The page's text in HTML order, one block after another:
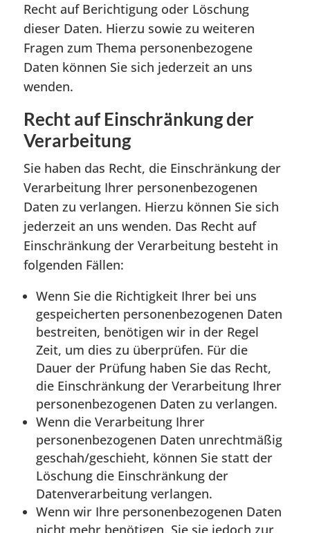
Recht auf Berichtigung oder Löschung
dieser Daten. Hierzu sowie zu weiteren
Fragen zum Thema personenbezogene
Daten können Sie sich jederzeit an uns
wenden.
Recht auf Einschränkung der
Verarbeitung
Sie haben das Recht, die Einschränkung der
Verarbeitung Ihrer personenbezogenen
Daten zu verlangen. Hierzu können Sie sich
jederzeit an uns wenden. Das Recht auf
Einschränkung der Verarbeitung besteht in
folgenden Fällen:
Wenn Sie die Richtigkeit Ihrer bei uns
gespeicherten personenbezogenen Daten
bestreiten, benötigen wir in der Regel
Zeit, um dies zu überprüfen. Für die
Dauer der Prüfung haben Sie das Recht,
die Einschränkung der Verarbeitung Ihrer
personenbezogenen Daten zu verlangen.
Wenn die Verarbeitung Ihrer
personenbezogenen Daten unrechtmäßig
geschah/geschieht, können Sie statt der
Löschung die Einschränkung der
Datenverarbeitung verlangen.
Wenn wir Ihre personenbezogenen Daten
nicht mehr benötigen, Sie sie jedoch zur